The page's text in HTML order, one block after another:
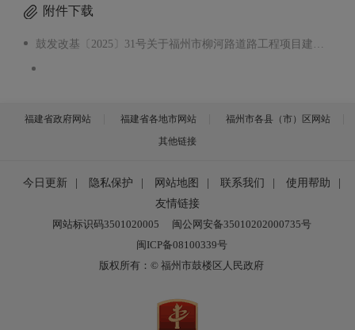
附件下载
鼓发改基〔2025〕31号关于福州市柳河路道路工程项目建议书的函批复.pdf
福建省政府网站 福建省各地市网站
福州市各县（市）区网站
其他链接
今日更新 隐私保护 网站地图 联系我们 使用帮助
友情链接
网站标识码3501020005
闽公网安备35010202000735号
闽ICP备08100339号
版权所有：© 福州市鼓楼区人民政府